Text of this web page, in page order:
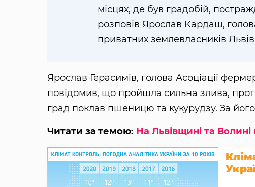
місцях, де був градобій,
розповів Ярослав Кардаш,
приватних землевласників
Ярослав Герасимів, голова Асоціації
повідомив, що пройшла сильна злива,
град поклав пшеницю та кукурудзу. За
Читати за темою: На Львівщині та